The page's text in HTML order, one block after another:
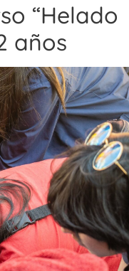
“Helado
años